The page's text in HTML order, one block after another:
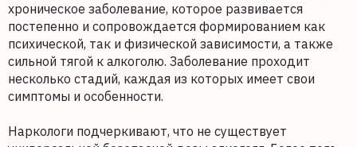
хроническое заболевание, которое развивается
постепенно и сопровождается формированием как
психической, так и физической зависимости, а также
сильной тягой к алкоголю. Заболевание проходит
несколько стадий, каждая из которых имеет свои
симптомы и особенности.
Наркологи подчеркивают, что не существует